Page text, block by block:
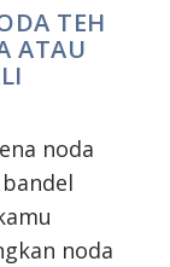
TEH
ATAU
noda
noda